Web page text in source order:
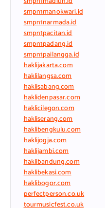
smpn1manokwari.id
smpn1narmada.id
smpn1pacitan.id
smpn1padang.id
smpn1pailangga.id
haklijakarta.com
haklilangsa.com
haklisabang.com
haklidenpasar.com
haklicilegon.com
hakliserang.com
haklibengkulu.com
haklijogja.com
haklijambi.com
haklibandung.com
haklibekasi.com
haklibogor.com
perfectperson.co.uk
tourmusicfest.co.uk